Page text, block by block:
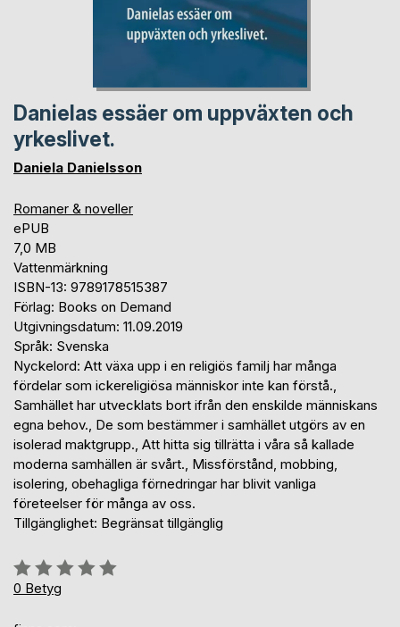
Danielas essäer om uppväxten och
yrkeslivet.
Daniela Danielsson
Romaner & noveller
ePUB
7,0 MB
Vattenmärkning
ISBN-13: 9789178515387
Förlag: Books on Demand
Utgivningsdatum: 11.09.2019
Språk: Svenska
Nyckelord: Att växa upp i en religiös familj har många
fördelar som ickereligiösa människor inte kan förstå.,
Samhället har utvecklats bort ifrån den enskilde människans
egna behov., De som bestämmer i samhället utgörs av en
isolerad maktgrupp., Att hitta sig tillrätta i våra så kallade
moderna samhällen är svårt., Missförstånd, mobbing,
isolering, obehagliga förnedringar har blivit vanliga
företeelser för många av oss.
Tillgänglighet: Begränsat tillgänglig
Betyg::
0%
0 Betyg